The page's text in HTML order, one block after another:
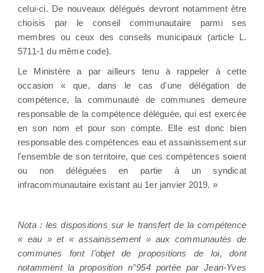
celui-ci. De nouveaux délégués devront notamment être
choisis par le conseil communautaire parmi ses
membres ou ceux des conseils municipaux (article L.
5711-1 du même code).
Le Ministère a par ailleurs tenu à rappeler à cette
occasion « que, dans le cas d'une délégation de
compétence, la communauté de communes demeure
responsable de la compétence déléguée, qui est exercée
en son nom et pour son compte. Elle est donc bien
responsable des compétences eau et assainissement sur
l'ensemble de son territoire, que ces compétences soient
ou non déléguées en partie à un syndicat
infracommunautaire existant au 1er janvier 2019. »
Nota : les dispositions sur le transfert de la compétence
« eau » et « assainissement » aux communautés de
communes font l’objet de propositions de loi, dont
notamment la proposition n°954 portée par Jean-Yves